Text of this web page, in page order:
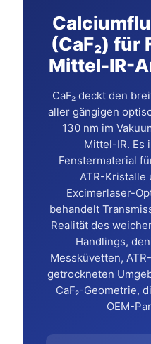
(CaF₂) für
Mittel-IR-
CaF₂ deckt den
aller gängigen
130 nm im
Mittel-IR. Es
Fenstermaterial
ATR-Kristalle
Excimerlaser-
behandelt
Realität des
Handlings,
Messküvetten,
getrockneten
CaF₂-Geometrie,
OEM-